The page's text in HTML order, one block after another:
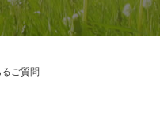
ご質問